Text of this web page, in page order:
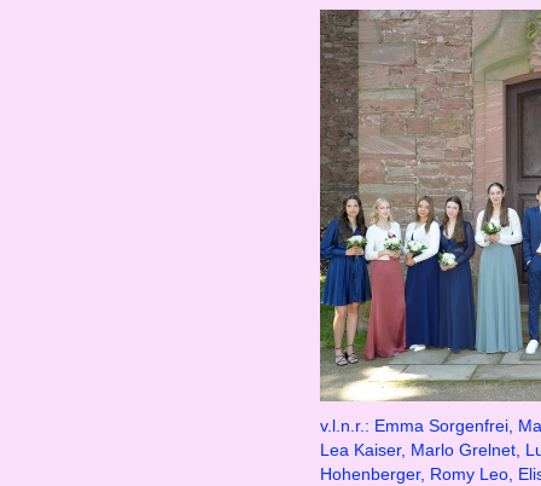
v.l.n.r.: Emma Sorgenfrei,
Lea Kaiser, Marlo Grelnet,
Hohenberger, Romy Leo,